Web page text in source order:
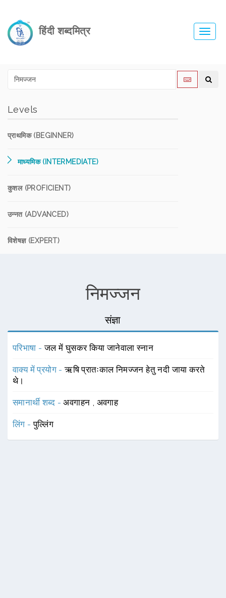
हिंदी शब्दमित्र
Levels
प्राथमिक (BEGINNER)
माध्यमिक (INTERMEDIATE)
कुशल (PROFICIENT)
उन्नत (ADVANCED)
विशेषज्ञ (EXPERT)
निमज्जन
संज्ञा
परिभाषा -जल में घुसकर किया जानेवाला स्नान
वाक्य में प्रयोग -ऋषि प्रातःकाल निमज्जन हेतु नदी जाया करते
थे।
समानार्थी शब्द -अवगाहन , अवगाह
लिंग -पुल्लिंग